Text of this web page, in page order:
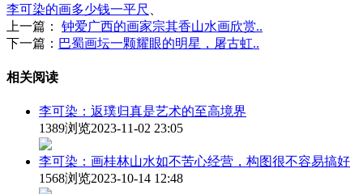
李可染的画多少钱一平尺
上一篇：
钟爱广西的画家宗其香山水画欣赏..
下一篇： 巴蜀画坛一颗耀眼的明星，屠古虹..
相关阅读
李可染：返璞归真是艺术的至高境界
1389浏览2023-11-02 23:05
李可染：画桂林山水如不苦心经营，构图很不容易搞好
1568浏览2023-10-14 12:48